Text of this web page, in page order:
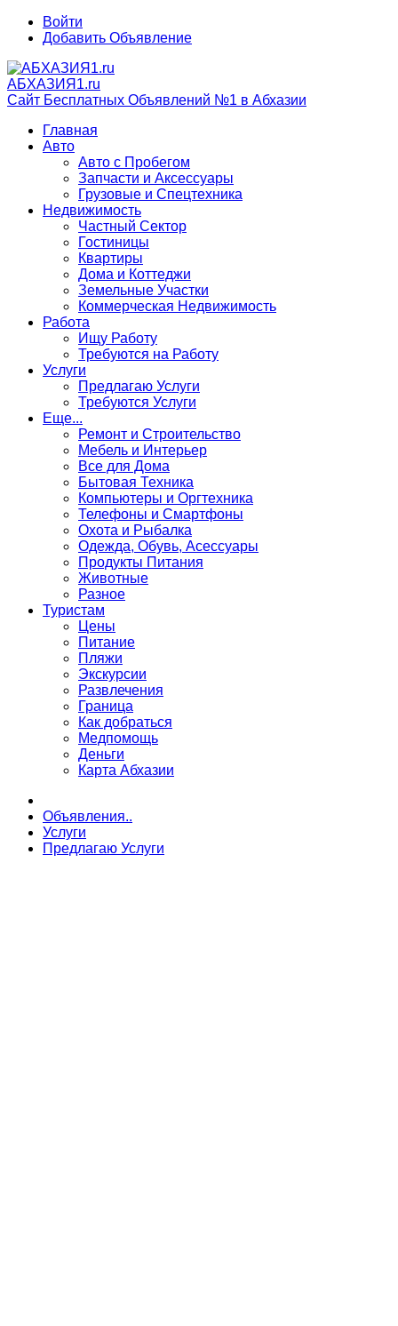
Войти
Добавить Объявление
АБХАЗИЯ1.ru
Сайт Бесплатных Объявлений №1 в Абхазии
Главная
Авто
Авто с Пробегом
Запчасти и Аксессуары
Грузовые и Спецтехника
Недвижимость
Частный Сектор
Гостиницы
Квартиры
Дома и Коттеджи
Земельные Участки
Коммерческая Недвижимость
Работа
Ищу Работу
Требуются на Работу
Услуги
Предлагаю Услуги
Требуются Услуги
Еще...
Ремонт и Строительство
Мебель и Интерьер
Все для Дома
Бытовая Техника
Компьютеры и Оргтехника
Телефоны и Смартфоны
Охота и Рыбалка
Одежда, Обувь, Асессуары
Продукты Питания
Животные
Разное
Туристам
Цены
Питание
Пляжи
Экскурсии
Развлечения
Граница
Как добраться
Медпомощь
Деньги
Карта Абхазии
Объявления..
Услуги
Предлагаю Услуги